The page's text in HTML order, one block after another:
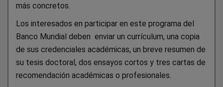
más concretos.
Los interesados en participar en este programa del
Banco Mundial deben enviar un currículum, una copia
de sus credenciales académicas, un breve resumen de
su tesis doctoral, dos ensayos cortos y tres cartas de
recomendación académicas o profesionales.